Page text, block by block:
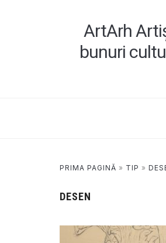
ArtArh
bunuri
PRIMA PAGINĂ » TIP »
DESEN